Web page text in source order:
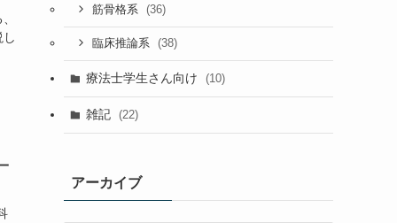
筋骨格系 (36)
臨床推論系 (38)
療法士学生さん向け (10)
雑記 (22)
アーカイブ